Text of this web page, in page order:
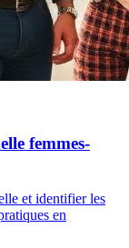
femmes-
et identifier les
en